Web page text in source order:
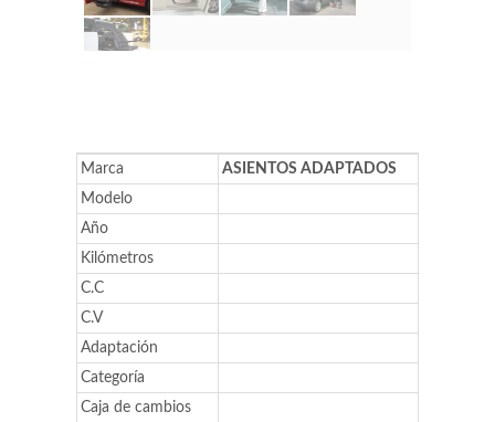
Marca
ASIENTOS ADAPTADOS
Modelo
Año
Kilómetros
C.C
C.V
Adaptación
Categoría
Caja de cambios